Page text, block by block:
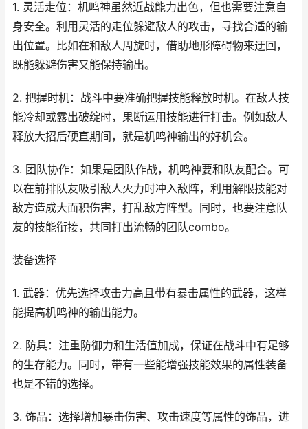
1. 灵活走位：机鸣神虽然近战能力出色，但也需要注意自
身安全。利用灵活的走位躲避敌人的攻击，寻找合适的输
出位置。比如在和敌人周旋时，借助地形障碍物来迂回，
既能躲避伤害又能保持输出。
2. 把握时机：战斗中要准确把握技能释放时机。在敌人技
能冷却或露出破绽时，果断运用技能进行打击。例如敌人
释放大招后硬直期间，就是机鸣神输出的好机会。
3. 团队协作：如果是团队作战，机鸣神要和队友配合。可
以在前排队友吸引敌人火力时冲入敌阵，利用解限技能对
敌方造成大面积伤害，打乱敌方阵型。同时，也要注意队
友的技能衔接，共同打出流畅的团队combo。
装备选择
1. 武器：优先选择攻击力高且带有暴击属性的武器，这样
能提高机鸣神的输出能力。
2. 防具：注重防御力和生活值加成，保证在战斗中有足够
的生存能力。同时，带有一些能增强技能效果的属性装备
也是不错的选择。
3. 饰品：选择增加暴击伤害、攻击速度等属性的饰品，进